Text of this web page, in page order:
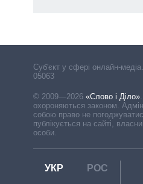
Cуб'єкт у сфері онлайн-
05063
© 2009—2026 «Слово і Діло»
охороняються законом.
собою право не
публікується на сайті,
особи.
УКР РОС